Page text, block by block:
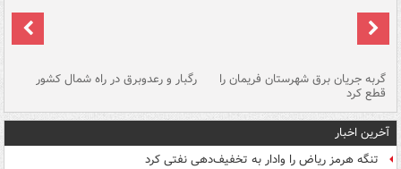
گربه جریان برق شهرستان فریمان را
قطع کرد
رگبار و رعدوبرق در راه شمال کشور
آخرین اخبار
تنگه هرمز ریاض را وادار به تخفیف‌دهی نفتی کرد